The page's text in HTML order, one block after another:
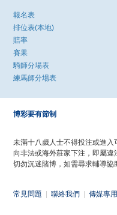
報名表
排位表(本地)
賠率
賽果
騎師分場表
練馬師分場表
博彩要有節制
未滿十八歲人士不得投注或進入
向非法或海外莊家下注，即屬違
切勿沉迷賭博，如需尋求輔導協
常見問題 聯絡我們 傳媒專